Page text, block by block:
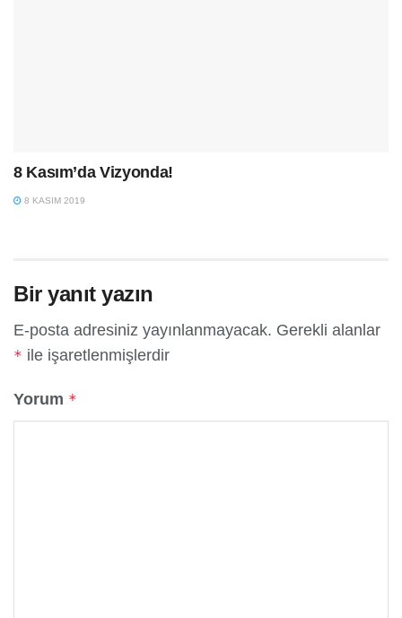
8 Kasım’da Vizyonda!
8 KASIM 2019
Bir yanıt yazın
E-posta adresiniz yayınlanmayacak. Gerekli alanlar
* ile işaretlenmişlerdir
Yorum *